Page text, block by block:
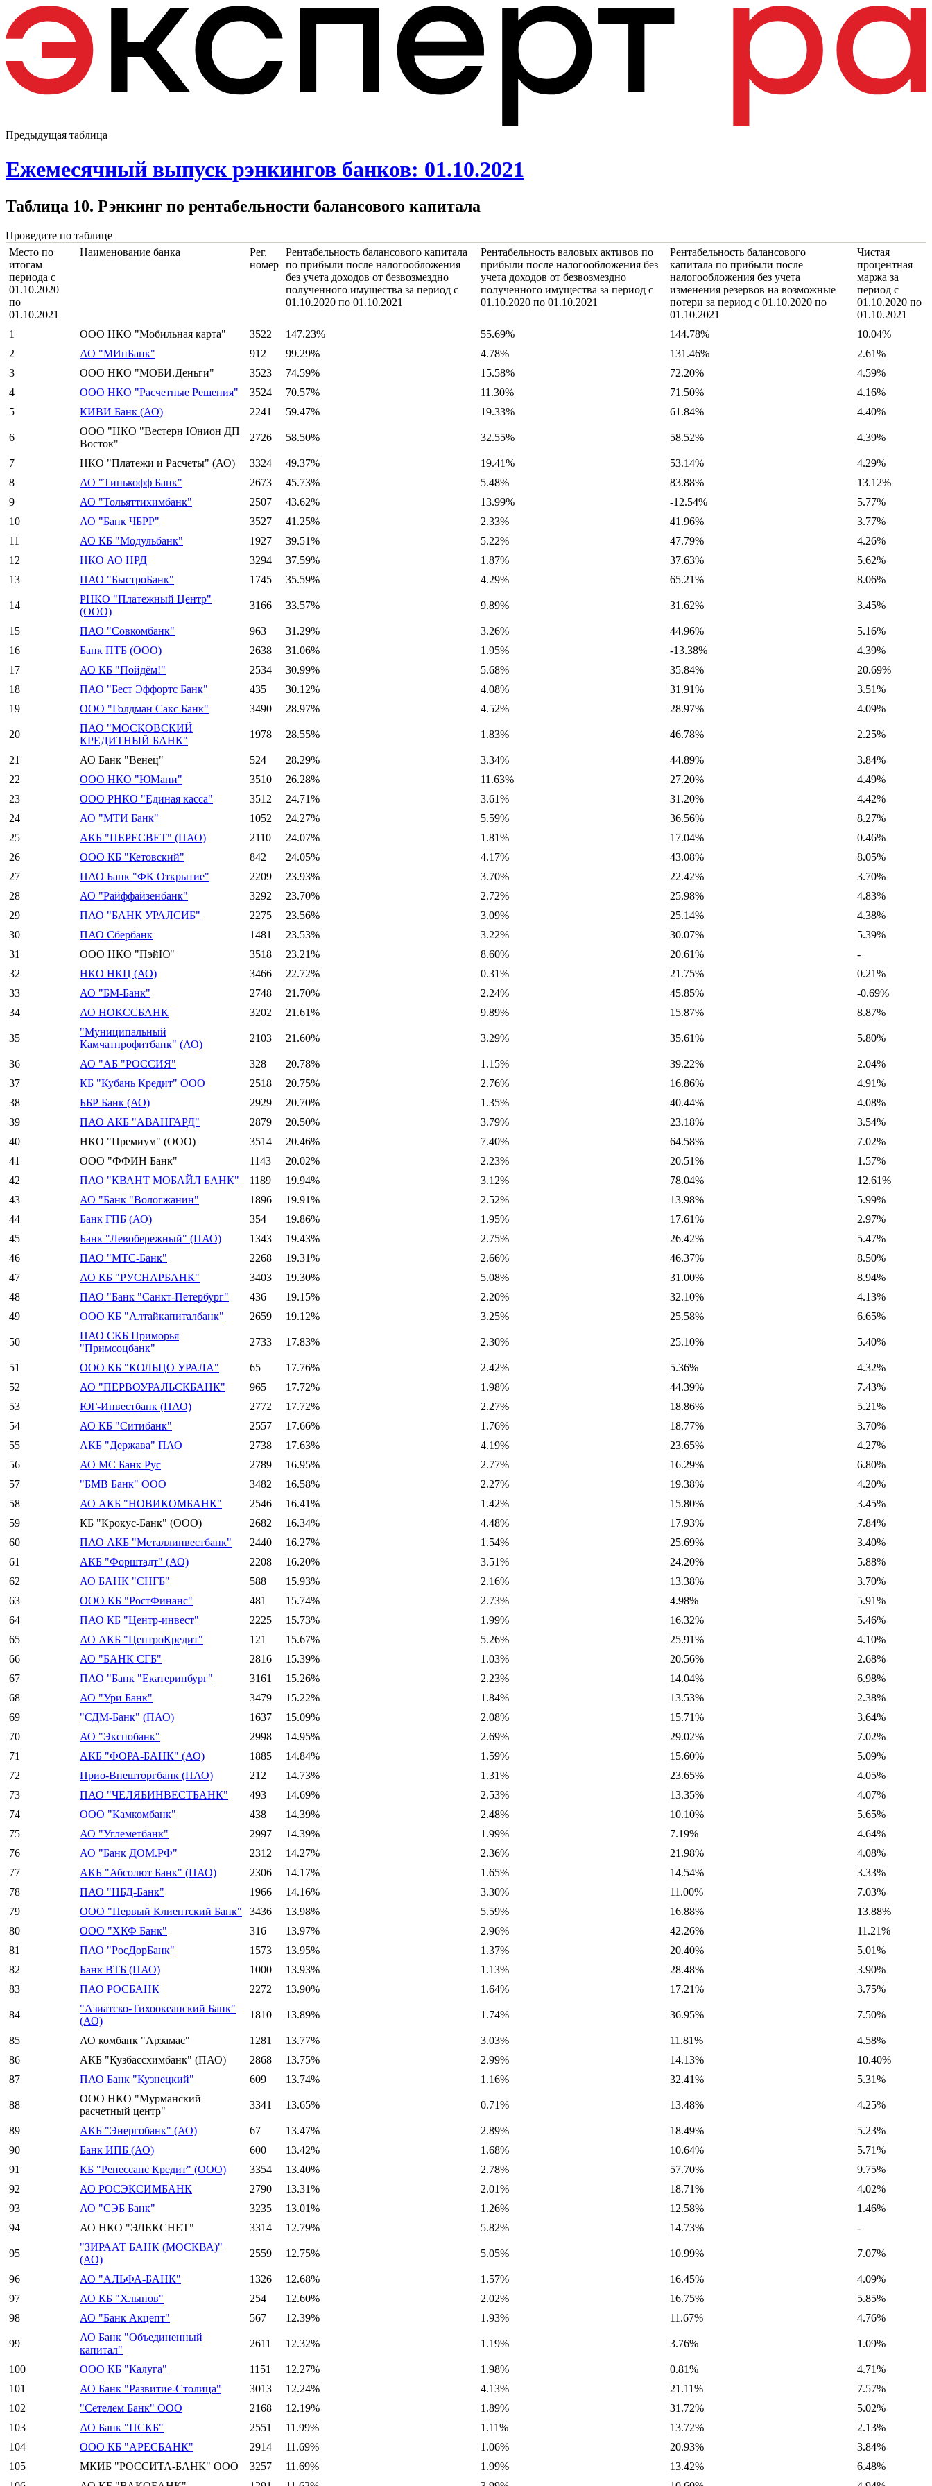
Предыдущая таблица
Ежемесячный выпуск рэнкингов банков: 01.10.2021
Таблица 10. Рэнкинг по рентабельности балансового капитала
Проведите по таблице
Место по
итогам
периода с
01.10.2020
по
01.10.2021
Наименование банка
Рег.
номер
Рентабельность балансового капитала
по прибыли после налогообложения
без учета доходов от безвозмездно
полученного имущества за период с
01.10.2020 по 01.10.2021
Рентабельность валовых активов по
прибыли после налогообложения без
учета доходов от безвозмездно
полученного имущества за период с
01.10.2020 по 01.10.2021
Рентабельность балансового
капитала по прибыли после
налогообложения без учета
изменения резервов на возможные
потери за период с 01.10.2020 по
01.10.2021
Чистая
процентная
маржа за
период с
01.10.2020 по
01.10.2021
1
ООО НКО "Мобильная карта" 3522 147.23% 55.69% 144.78%
10.04%
2
АО "МИнБанк" 912 99.29% 4.78% 131.46%
2.61%
3
ООО НКО "МОБИ.Деньги" 3523 74.59% 15.58% 72.20%
4.59%
4
ООО НКО "Расчетные Решения" 3524 70.57% 11.30% 71.50%
4.16%
5
КИВИ Банк (АО) 2241 59.47% 19.33% 61.84% 4.40%
6
ООО "НКО "Вестерн Юнион ДП
Восток"
2726 58.50% 32.55% 58.52% 4.39%
7 НКО "Платежи и Расчеты" (АО) 3324 49.37% 19.41% 53.14%
4.29%
8
АО "Тинькофф Банк" 2673 45.73% 5.48% 83.88%
13.12%
9
АО "Тольяттихимбанк" 2507 43.62% 13.99% -12.54%
5.77%
10
АО "Банк ЧБРР" 3527 41.25% 2.33% 41.96%
3.77%
11
АО КБ "Модульбанк" 1927 39.51% 5.22% 47.79%
4.26%
12
НКО АО НРД 3294 37.59% 1.87% 37.63%
5.62%
13
ПАО "БыстроБанк" 1745 35.59% 4.29% 65.21% 8.06%
14
РНКО "Платежный Центр"
(ООО)
3166 33.57% 9.89% 31.62% 3.45%
15 ПАО "Совкомбанк" 963 31.29% 3.26% 44.96%
5.16%
16
Банк ПТБ (ООО) 2638 31.06% 1.95% -13.38%
4.39%
17
АО КБ "Пойдём!" 2534 30.99% 5.68% 35.84%
20.69%
18
ПАО "Бест Эффортс Банк" 435 30.12% 4.08% 31.91%
3.51%
19
ООО "Голдман Сакс Банк" 3490 28.97% 4.52% 28.97% 4.09%
20
ПАО "МОСКОВСКИЙ
КРЕДИТНЫЙ БАНК"
1978 28.55% 1.83% 46.78% 2.25%
21 АО Банк "Венец" 524 28.29% 3.34% 44.89%
3.84%
22
ООО НКО "ЮМани" 3510 26.28% 11.63% 27.20%
4.49%
23
ООО РНКО "Единая касса" 3512 24.71% 3.61% 31.20%
4.42%
24
АО "МТИ Банк" 1052 24.27% 5.59% 36.56%
8.27%
25
АКБ "ПЕРЕСВЕТ" (ПАО) 2110 24.07% 1.81% 17.04%
0.46%
26
ООО КБ "Кетовский" 842 24.05% 4.17% 43.08%
8.05%
27
ПАО Банк "ФК Открытие" 2209 23.93% 3.70% 22.42%
3.70%
28
АО "Райффайзенбанк" 3292 23.70% 2.72% 25.98%
4.83%
29
ПАО "БАНК УРАЛСИБ" 2275 23.56% 3.09% 25.14%
4.38%
30
ПАО Сбербанк 1481 23.53% 3.22% 30.07%
5.39%
31
ООО НКО "ПэйЮ" 3518 23.21% 8.60% 20.61%
-
32
НКО НКЦ (АО) 3466 22.72% 0.31% 21.75%
0.21%
33
АО "БМ-Банк" 2748 21.70% 2.24% 45.85%
-0.69%
34
АО НОКССБАНК 3202 21.61% 9.89% 15.87% 8.87%
35
"Муниципальный
Камчатпрофитбанк" (АО)
2103 21.60% 3.29% 35.61% 5.80%
36 АО "АБ "РОССИЯ" 328 20.78% 1.15% 39.22%
2.04%
37
КБ "Кубань Кредит" ООО 2518 20.75% 2.76% 16.86%
4.91%
38
ББР Банк (АО) 2929 20.70% 1.35% 40.44%
4.08%
39
ПАО АКБ "АВАНГАРД" 2879 20.50% 3.79% 23.18%
3.54%
40
НКО "Премиум" (ООО) 3514 20.46% 7.40% 64.58%
7.02%
41
ООО "ФФИН Банк" 1143 20.02% 2.23% 20.51%
1.57%
42
ПАО "КВАНТ МОБАЙЛ БАНК" 1189 19.94% 3.12% 78.04%
12.61%
43
АО "Банк "Вологжанин" 1896 19.91% 2.52% 13.98%
5.99%
44
Банк ГПБ (АО) 354 19.86% 1.95% 17.61%
2.97%
45
Банк "Левобережный" (ПАО) 1343 19.43% 2.75% 26.42%
5.47%
46
ПАО "МТС-Банк" 2268 19.31% 2.66% 46.37%
8.50%
47
АО КБ "РУСНАРБАНК" 3403 19.30% 5.08% 31.00%
8.94%
48
ПАО "Банк "Санкт-Петербург" 436 19.15% 2.20% 32.10%
4.13%
49
ООО КБ "Алтайкапиталбанк" 2659 19.12% 3.25% 25.58% 6.65%
50
ПАО СКБ Приморья
"Примсоцбанк"
2733 17.83% 2.30% 25.10% 5.40%
51 ООО КБ "КОЛЬЦО УРАЛА" 65 17.76% 2.42% 5.36%
4.32%
52
АО "ПЕРВОУРАЛЬСКБАНК" 965 17.72% 1.98% 44.39%
7.43%
53
ЮГ-Инвестбанк (ПАО) 2772 17.72% 2.27% 18.86%
5.21%
54
АО КБ "Ситибанк" 2557 17.66% 1.76% 18.77%
3.70%
55
АКБ "Держава" ПАО 2738 17.63% 4.19% 23.65%
4.27%
56
АО МС Банк Рус 2789 16.95% 2.77% 16.29%
6.80%
57
"БМВ Банк" ООО 3482 16.58% 2.27% 19.38%
4.20%
58
АО АКБ "НОВИКОМБАНК" 2546 16.41% 1.42% 15.80%
3.45%
59
КБ "Крокус-Банк" (ООО) 2682 16.34% 4.48% 17.93%
7.84%
60
ПАО АКБ "Металлинвестбанк" 2440 16.27% 1.54% 25.69%
3.40%
61
АКБ "Форштадт" (АО) 2208 16.20% 3.51% 24.20%
5.88%
62
АО БАНК "СНГБ" 588 15.93% 2.16% 13.38%
3.70%
63
ООО КБ "РостФинанс" 481 15.74% 2.73% 4.98%
5.91%
64
ПАО КБ "Центр-инвест" 2225 15.73% 1.99% 16.32%
5.46%
65
АО АКБ "ЦентроКредит" 121 15.67% 5.26% 25.91%
4.10%
66
АО "БАНК СГБ" 2816 15.39% 1.03% 20.56%
2.68%
67
ПАО "Банк "Екатеринбург" 3161 15.26% 2.23% 14.04%
6.98%
68
АО "Ури Банк" 3479 15.22% 1.84% 13.53%
2.38%
69
"СДМ-Банк" (ПАО) 1637 15.09% 2.08% 15.71%
3.64%
70
АО "Экспобанк" 2998 14.95% 2.69% 29.02%
7.02%
71
АКБ "ФОРА-БАНК" (АО) 1885 14.84% 1.59% 15.60%
5.09%
72
Прио-Внешторгбанк (ПАО) 212 14.73% 1.31% 23.65%
4.05%
73
ПАО "ЧЕЛЯБИНВЕСТБАНК" 493 14.69% 2.53% 13.35%
4.07%
74
ООО "Камкомбанк" 438 14.39% 2.48% 10.10%
5.65%
75
АО "Углеметбанк" 2997 14.39% 1.99% 7.19%
4.64%
76
АО "Банк ДОМ.РФ" 2312 14.27% 2.36% 21.98%
4.08%
77
АКБ "Абсолют Банк" (ПАО) 2306 14.17% 1.65% 14.54%
3.33%
78
ПАО "НБД-Банк" 1966 14.16% 3.30% 11.00%
7.03%
79
ООО "Первый Клиентский Банк" 3436 13.98% 5.59% 16.88%
13.88%
80
ООО "ХКФ Банк" 316 13.97% 2.96% 42.26%
11.21%
81
ПАО "РосДорБанк" 1573 13.95% 1.37% 20.40%
5.01%
82
Банк ВТБ (ПАО) 1000 13.93% 1.13% 28.48%
3.90%
83
ПАО РОСБАНК 2272 13.90% 1.64% 17.21% 3.75%
84
"Азиатско-Тихоокеанский Банк"
(АО)
1810 13.89% 1.74% 36.95% 7.50%
85 АО комбанк "Арзамас" 1281 13.77% 3.03% 11.81%
4.58%
86
АКБ "Кузбассхимбанк" (ПАО) 2868 13.75% 2.99% 14.13%
10.40%
87
ПАО Банк "Кузнецкий" 609 13.74% 1.16% 32.41% 5.31%
88
ООО НКО "Мурманский
расчетный центр"
3341 13.65% 0.71% 13.48% 4.25%
89 АКБ "Энергобанк" (АО) 67 13.47% 2.89% 18.49%
5.23%
90
Банк ИПБ (АО) 600 13.42% 1.68% 10.64%
5.71%
91
КБ "Ренессанс Кредит" (ООО) 3354 13.40% 2.78% 57.70%
9.75%
92
АО РОСЭКСИМБАНК 2790 13.31% 2.01% 18.71%
4.02%
93
АО "СЭБ Банк" 3235 13.01% 1.26% 12.58%
1.46%
94
АО НКО "ЭЛЕКСНЕТ" 3314 12.79% 5.82% 14.73% -
95
"ЗИРААТ БАНК (МОСКВА)"
(АО)
2559 12.75% 5.05% 10.99% 7.07%
96 АО "АЛЬФА-БАНК" 1326 12.68% 1.57% 16.45%
4.09%
97
АО КБ "Хлынов" 254 12.60% 2.02% 16.75%
5.85%
98
АО "Банк Акцепт" 567 12.39% 1.93% 11.67% 4.76%
99
АО Банк "Объединенный
капитал"
2611 12.32% 1.19% 3.76% 1.09%
100 ООО КБ "Калуга" 1151 12.27% 1.98% 0.81%
4.71%
101
АО Банк "Развитие-Столица" 3013 12.24% 4.13% 21.11%
7.57%
102
"Сетелем Банк" ООО 2168 12.19% 1.89% 31.72%
5.02%
103
АО Банк "ПСКБ" 2551 11.99% 1.11% 13.72%
2.13%
104
ООО КБ "АРЕСБАНК" 2914 11.69% 1.06% 20.93%
3.84%
105
МКИБ "РОССИТА-БАНК" ООО 3257 11.69% 1.99% 13.42%
6.48%